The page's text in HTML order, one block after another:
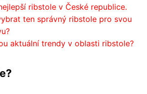
ribstole v České republice.
ten správný ribstole pro svou
aktuální trendy v oblasti ribstole?